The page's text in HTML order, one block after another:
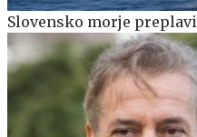
Slovensko morje